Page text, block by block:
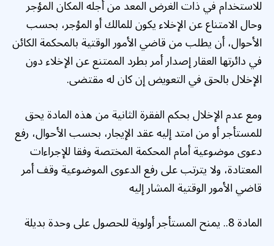
للاستخدام في ذات الغرض المعد من أجله المكان المؤجر
وحال الامتناع عن الإخلاء يكون للمالك أو المؤجر، بحسب
الأحوال، أن يطلب من قاضي الأمور الوقتية بالمحكمة الكائن
في دائرتها العقار إصدار أمر بطرد الممتنع عن الإخلاء دون
الإخلال بالحق في التعويض إن كان له مقتضى.
ومع عدم الإخلال بحكم الفقرة الثانية من هذه المادة يحق
للمستأجر أو من امتد إليه عقد الإيجار، بحسب الأحوال، رفع
دعوى موضوعية أمام المحكمة المختصة وفقا للإجراءات
المعتادة، ولا يترتب على رفع الدعوى الموضوعية وقف أمر
قاضي الأمور الوقتية المشار إليه
المادة 8.. يمنح المستأجر أولوية للحصول على وحدة بديلة